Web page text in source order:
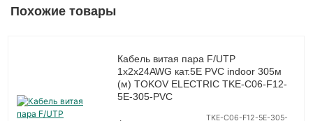
Похожие товары
Кабель витая пара F/UTP
1х2х24AWG кат.5E PVC indoor 305м
(м) TOKOV ELECTRIC TKE-C06-F12-
5E-305-PVC
TKE-C06-F12-5E-305-